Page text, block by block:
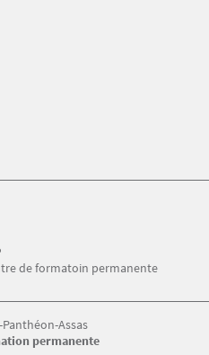
de formatoin permanente
Assas
permanente